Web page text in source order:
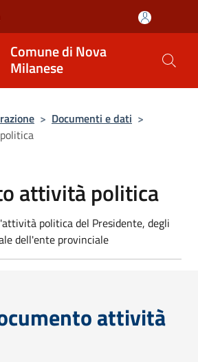
Comune di Nova
Milanese
> Documenti e dati >
attività politica
politica del Presidente, degli
dell'ente provinciale
attività